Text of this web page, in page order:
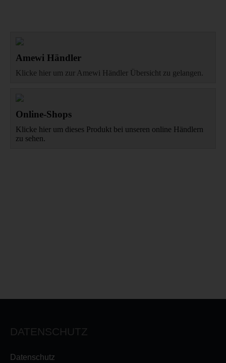
Amewi Händler
Klicke hier um zur Amewi Händler Übersicht zu gelangen.
Online-Shops
Klicke hier um dieses Produkt bei unseren online Händlern
zu sehen.
DATENSCHUTZ
Datenschutz